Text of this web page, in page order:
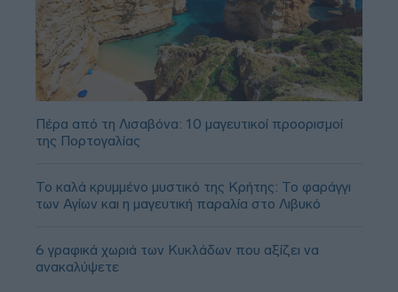
Πέρα από τη Λισαβόνα: 10 μαγευτικοί προορισμοί
της Πορτογαλίας
Το καλά κρυμμένο μυστικό της Κρήτης: Το φαράγγι
των Αγίων και η μαγευτική παραλία στο Λιβυκό
6 γραφικά χωριά των Κυκλάδων που αξίζει να
ανακαλύψετε